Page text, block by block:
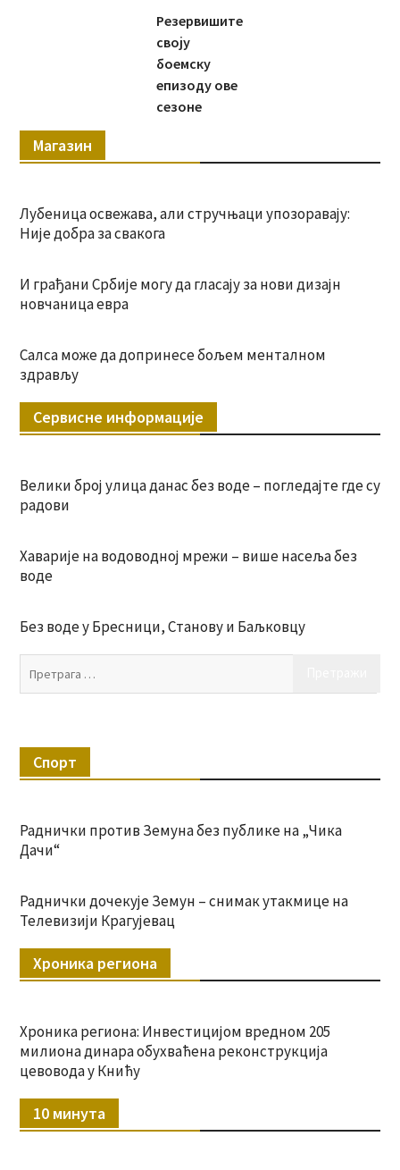
Резервишите
своју
боемску
епизоду ове
сезоне
Магазин
Лубеница освежава, али стручњаци упозоравају:
Није добра за свакога
И грађани Србије могу да гласају за нови дизајн
новчаница евра
Салса може да допринесе бољем менталном
здрављу
Сервисне информације
Велики број улица данас без воде – погледајте где су
радови
Хаварије на водоводној мрежи – више насеља без
воде
Без воде у Бресници, Станову и Баљковцу
Спорт
Раднички против Земуна без публике на „Чика
Дачи“
Раднички дочекује Земун – снимак утакмице на
Телевизији Крагујевац
Хроника региона
Хроника региона: Инвестицијом вредном 205
милиона динара обухваћена реконструкција
цевовода у Книћу
10 минута